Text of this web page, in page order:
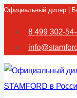
Перейти
Официальный дилер |
8 499 302-